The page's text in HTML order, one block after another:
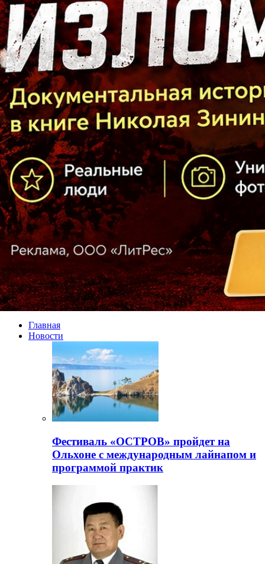
Главная
Новости
Фестиваль «ОСТРОВ» пройдет на
Ольхоне с международным лайнапом и
программой практик